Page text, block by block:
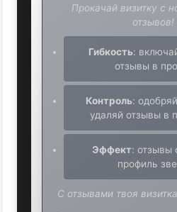
Прокачай визитку с
отзывов!
Гибкость:
отзывы в
Контроль:
удаляй отзывы в
Эффект: отзывы
профиль
С отзывами твоя